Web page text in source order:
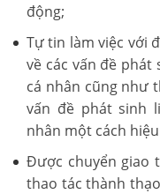
động;
Tự tin làm việc với
về các vấn đề
cá nhân cũng như
vấn đề phát sinh
nhân một cách
Được chuyển giao
thao tác thành